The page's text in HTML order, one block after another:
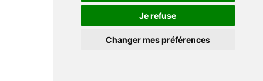
Je refuse
Changer mes préférences
Je refuse
Changer mes préférences